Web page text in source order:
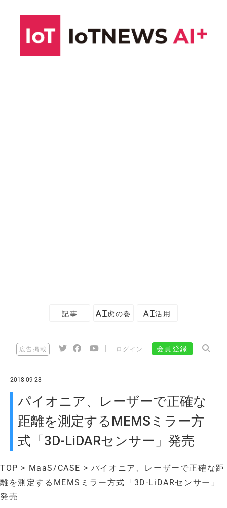
記事 AI虎の巻 AI活用
広告掲載 ログイン 会員登録
2018-09-28
パイオニア、レーザーで正確な
距離を測定するMEMSミラー方
式「3D-LiDARセンサー」発売
TOP > MaaS/CASE > パイオニア、レーザーで正確な距
離を測定するMEMSミラー方式「3D-LiDARセンサー」
発売